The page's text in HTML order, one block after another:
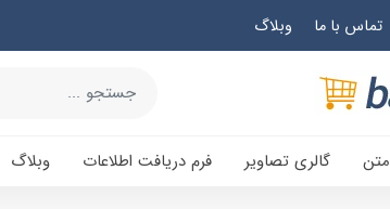
تماس با ما وبلاگ
متن گالری تصاویر فرم دریافت اطلاعات وبلاگ